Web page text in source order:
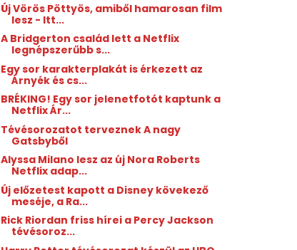
Új Vörös Pöttyös, amiből hamarosan film
lesz - Itt...
A Bridgerton család lett a Netflix
legnépszerűbb s...
Egy sor karakterplakát is érkezett az
Árnyék és cs...
BRÉKING! Egy sor jelenetfotót kaptunk a
Netflix Ár...
Tévésorozatot terveznek A nagy
Gatsbyből
Alyssa Milano lesz az új Nora Roberts
Netflix adap...
Új előzetest kapott a Disney kövekező
meséje, a Ra...
Rick Riordan friss hírei a Percy Jackson
tévésoroz...